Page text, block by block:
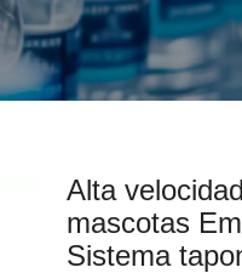
Alta
mascotas
Sistema